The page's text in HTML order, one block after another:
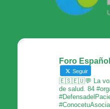
Foro
Seguir
🇪🇸🇪🇺💬 La voz
de salud. 84